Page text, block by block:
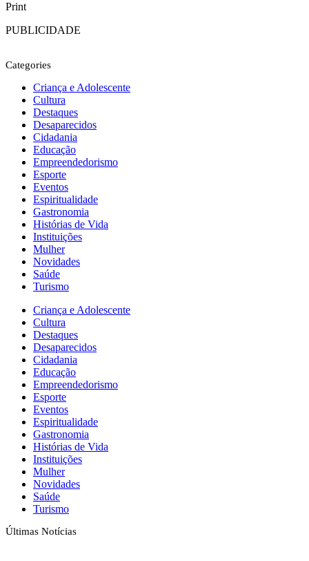
Print
PUBLICIDADE
Categories
Criança e Adolescente
Cultura
Destaques
Desaparecidos
Cidadania
Educação
Empreendedorismo
Esporte
Eventos
Espiritualidade
Gastronomia
Histórias de Vida
Instituições
Mulher
Novidades
Saúde
Turismo
Criança e Adolescente
Cultura
Destaques
Desaparecidos
Cidadania
Educação
Empreendedorismo
Esporte
Eventos
Espiritualidade
Gastronomia
Histórias de Vida
Instituições
Mulher
Novidades
Saúde
Turismo
Últimas Notícias